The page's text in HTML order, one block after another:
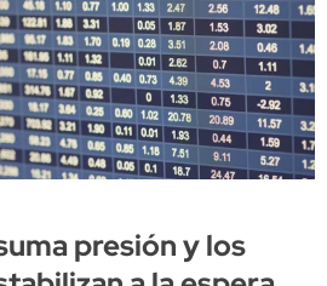
presión y los